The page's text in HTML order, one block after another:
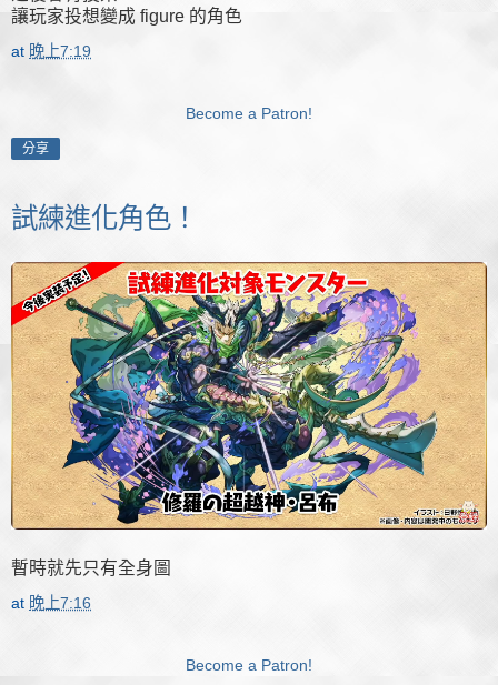
讓玩家投想變成 figure 的角色
at 晚上7:19
Become a Patron!
分享
試練進化角色！
暫時就先只有全身圖
at 晚上7:16
Become a Patron!